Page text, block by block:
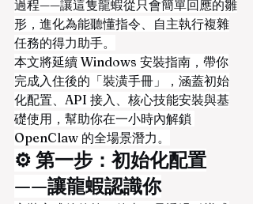
過程——讓這隻龍蝦從只會簡單回應的雛
形，進化為能聽懂指令、自主執行複雜
任務的得力助手。
本文將延續 Windows 安裝指南，帶你
完成入住後的「裝潢手冊」，涵蓋初始
化配置、API 接入、核心技能安裝與基
礎使用，幫助你在一小時內解鎖
OpenClaw 的全場景潛力。
⚙️ 第一步：初始化配置
——讓龍蝦認識你